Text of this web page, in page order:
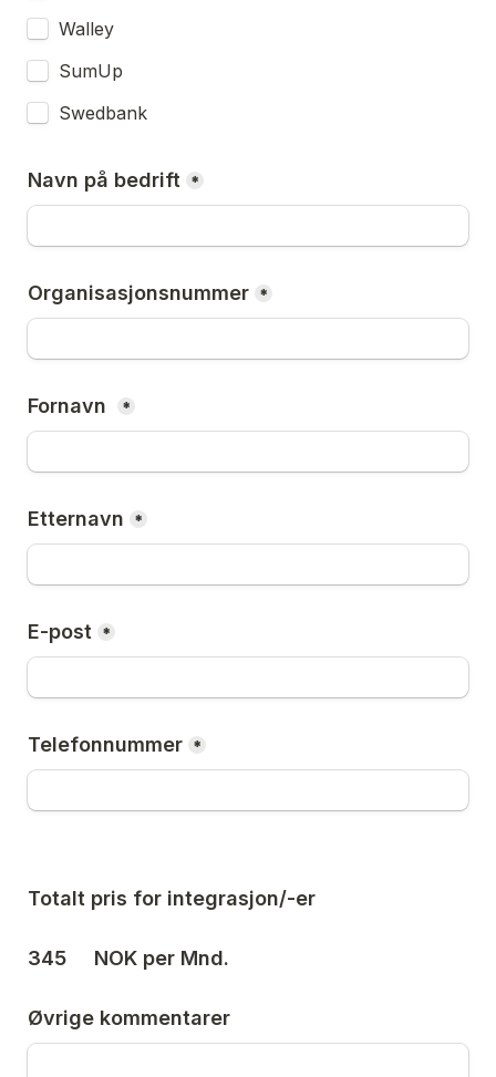
Walley
SumUp
Swedbank
Navn på bedrift *
Organisasjonsnummer *
Fornavn *
Etternavn *
E-post *
Telefonnummer *
Totalt pris for integrasjon/-er
345
     NOK per Mnd.
Øvrige kommentarer